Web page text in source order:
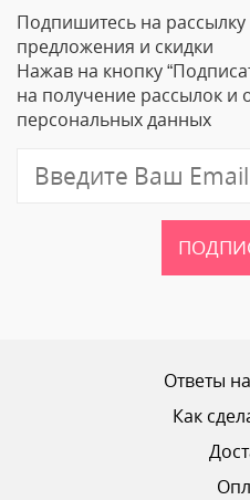
Подпишитесь на
предложения и скидки
Нажав на кнопку
на получение рассылок и
персональных данных
Ответы
Как